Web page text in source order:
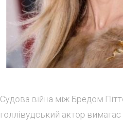
Судова війна між Бредом
голлівудський актор